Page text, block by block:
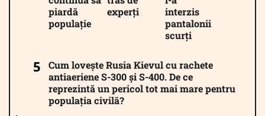
piardă
populație
experți
interzis
pantalonii
scurți
Cum lovește Rusia Kievul cu rachete
antiaeriene S-300 și S-400. De ce
reprezintă un pericol tot mai mare pentru
populația civilă?